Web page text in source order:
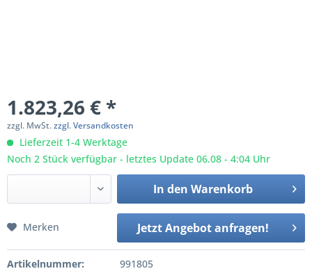
1.823,26 € *
zzgl. MwSt.zzgl. Versandkosten
Lieferzeit 1-4 Werktage
Noch 2 Stück verfügbar - letztes Update 06.08 - 4:04 Uhr
In den Warenkorb
Jetzt Angebot anfragen!
Merken
Artikelnummer:
991805